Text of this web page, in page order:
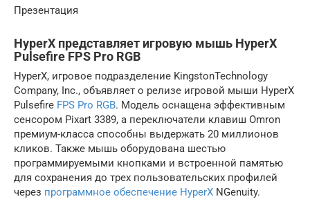
Презентация
HyperX представляет игровую мышь HyperX
Pulsefire FPS Pro RGB
HyperX, игровое подразделение KingstonTechnology
Company, Inc., объявляет о релизе игровой мыши HyperX
Pulsefire FPS Pro RGB. Модель оснащена эффективным
сенсором Pixart 3389, а переключатели клавиш Omron
премиум-класса способны выдержать 20 миллионов
кликов. Также мышь оборудована шестью
программируемыми кнопками и встроенной памятью
для сохранения до трех пользовательских профилей
через программное обеспечение HyperX NGenuity.